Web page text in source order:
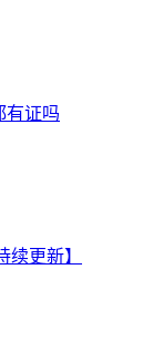
有证吗
更新】